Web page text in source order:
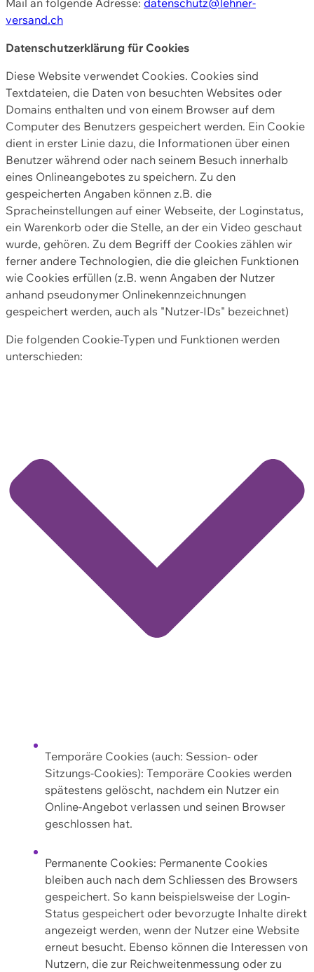
versand.ch
Datenschutzerklärung für Cookies
Diese Website verwendet Cookies. Cookies sind
Textdateien, die Daten von besuchten Websites oder
Domains enthalten und von einem Browser auf dem
Computer des Benutzers gespeichert werden. Ein Cookie
dient in erster Linie dazu, die Informationen über einen
Benutzer während oder nach seinem Besuch innerhalb
eines Onlineangebotes zu speichern. Zu den
gespeicherten Angaben können z.B. die
Spracheinstellungen auf einer Webseite, der Loginstatus,
ein Warenkorb oder die Stelle, an der ein Video geschaut
wurde, gehören. Zu dem Begriff der Cookies zählen wir
ferner andere Technologien, die die gleichen Funktionen
wie Cookies erfüllen (z.B. wenn Angaben der Nutzer
anhand pseudonymer Onlinekennzeichnungen
gespeichert werden, auch als "Nutzer-IDs" bezeichnet)
Die folgenden Cookie-Typen und Funktionen werden
unterschieden:
Temporäre Cookies (auch: Session- oder
Sitzungs-Cookies): Temporäre Cookies werden
spätestens gelöscht, nachdem ein Nutzer ein
Online-Angebot verlassen und seinen Browser
geschlossen hat.
Permanente Cookies: Permanente Cookies
bleiben auch nach dem Schliessen des Browsers
gespeichert. So kann beispielsweise der Login-
Status gespeichert oder bevorzugte Inhalte direkt
angezeigt werden, wenn der Nutzer eine Website
erneut besucht. Ebenso können die Interessen von
Nutzern, die zur Reichweitenmessung oder zu